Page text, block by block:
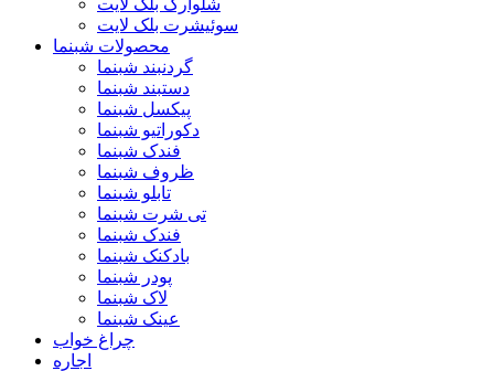
سوئیشرت بلک لایت
محصولات شبنما
گردنبند شبنما
دستبند شبنما
پیکسل شبنما
دکوراتیو شبنما
فندک شبنما
ظروف شبنما
تابلو شبنما
تی شرت شبنما
فندک شبنما
بادکنک شبنما
پودر شبنما
لاک شبنما
عینک شبنما
چراغ خواب
اجاره